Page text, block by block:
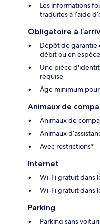
Les informations
traduites à l’aide
Obligatoire à
Dépôt de garantie
débit ou en
Une pièce
requise
Âge minimum
Animaux de
Animaux de
Animaux
Avec restrictions*
Internet
Wi-Fi gratuit dans
Wi-Fi gratuit dans
Parking
Parking sans